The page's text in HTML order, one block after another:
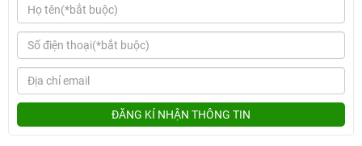
ĐĂNG KÍ NHẬN THÔNG TIN